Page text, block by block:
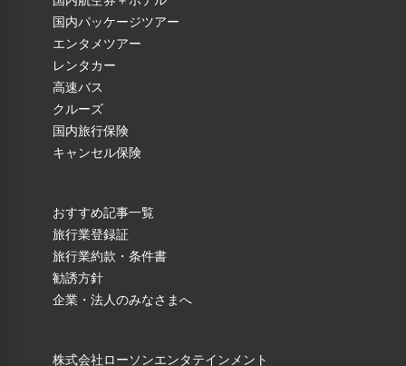
国内パッケージツアー
エンタメツアー
レンタカー
高速バス
クルーズ
国内旅行保険
キャンセル保険
おすすめ記事一覧
旅行業登録証
旅行業約款・条件書
勧誘方針
企業・法人のみなさまへ
株式会社ローソンエンタテインメント